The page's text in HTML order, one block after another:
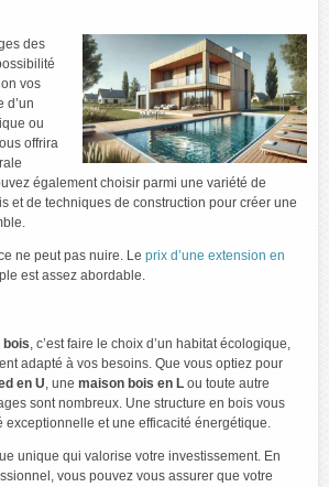
des
vos
d’un
ou
offrira
également choisir parmi une variété de
et de techniques de construction pour créer une
ne peut pas nuire. Le prix d’une extension en
est assez abordable.
bois, c’est faire le choix d’un habitat écologique,
adapté à vos besoins. Que vous optiez pour
en U, une maison bois en L ou toute autre
sont nombreux. Une structure en bois vous
exceptionnelle et une efficacité énergétique.
unique qui valorise votre investissement. En
vous pouvez vous assurer que votre